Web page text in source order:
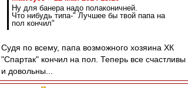
Ну для банера надо полаконичней.
Что нибудь типа-" Лучшее бы твой папа на
пол кончил"
Судя по всему, папа возможного хозяина ХК
"Спартак" кончил на пол. Теперь все счастливы
и довольны...